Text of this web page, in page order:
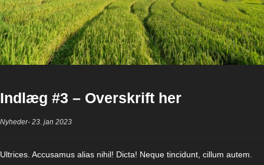
Indlæg #3 – Overskrift her
Nyheder 23. jan 2023
Ultrices. Accusamus alias nihil! Dicta! Neque tincidunt, cillum autem.